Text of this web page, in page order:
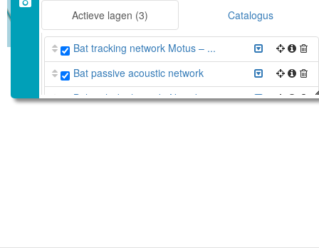
Actieve lagen (3) Catalogus
Bat tracking network Motus – ...
Bat passive acoustic network
Belgisch deel van de Noordzee
OpenStreetMap contributors.